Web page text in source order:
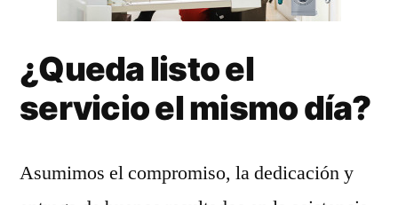
¿Queda listo el
servicio el mismo día?
Asumimos el compromiso, la dedicación y